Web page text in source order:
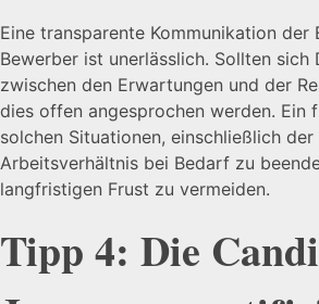
Eine transparente Kommunikation der
Bewerber ist unerlässlich. Sollten sich
zwischen den Erwartungen und der
dies offen angesprochen werden. Ein
solchen Situationen, einschließlich
Arbeitsverhältnis bei Bedarf zu
langfristigen Frust zu vermeiden.
Tipp 4: Die